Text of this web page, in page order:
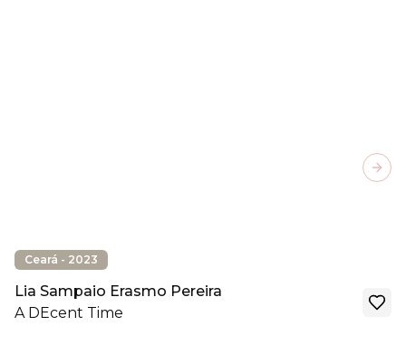
Ceará - 2023
Lia Sampaio Erasmo Pereira
A DEcent Time